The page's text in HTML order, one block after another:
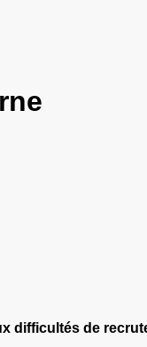
difficultés de